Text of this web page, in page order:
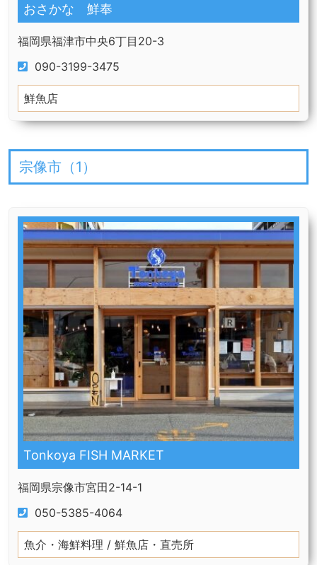
おさかな 鮮奉
福岡県福津市中央6丁目20-3
090-3199-3475
鮮魚店
宗像市（1 ）
Tonkoya FISH MARKET
福岡県宗像市宮田2-14-1
050-5385-4064
魚介・海鮮料理 / 鮮魚店・直売所